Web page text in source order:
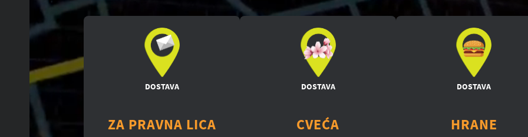
DOSTAVA
ZA PRAVNA LICA
DOSTAVA
CVEĆA
DOSTAVA
HRANE